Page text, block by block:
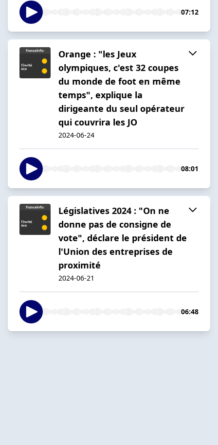
07:12
Orange : "les Jeux
olympiques, c'est 32 coupes
du monde de foot en même
temps", explique la
dirigeante du seul opérateur
qui couvrira les JO
2024-06-24
08:01
Législatives 2024 : "On ne
donne pas de consigne de
vote", déclare le président de
l'Union des entreprises de
proximité
2024-06-21
06:48